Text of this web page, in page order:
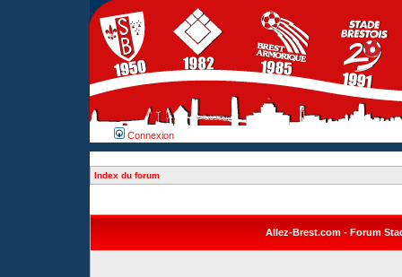
Connexion
Index du forum
Allez-Brest.com - Forum